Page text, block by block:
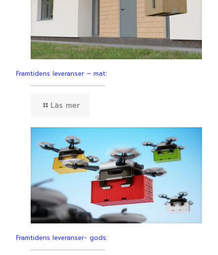
Framtidens leveranser – mat:
Läs mer
Framtidens leveranser- gods: